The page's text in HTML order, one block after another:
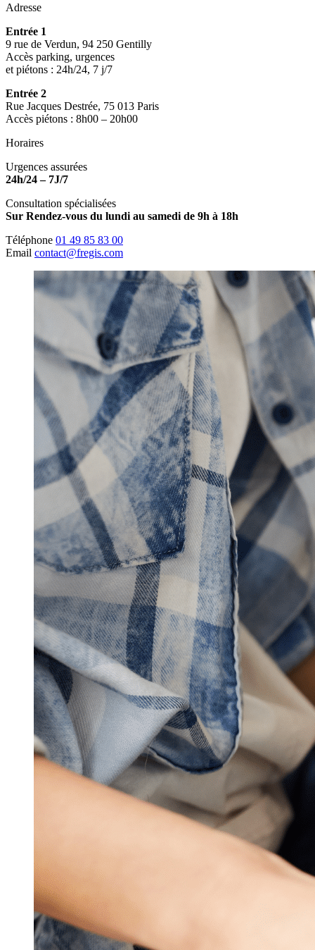
Adresse
Entrée 1
9 rue de Verdun, 94 250 Gentilly
Accès parking, urgences
et piétons : 24h/24, 7 j/7
Entrée 2
Rue Jacques Destrée, 75 013 Paris
Accès piétons : 8h00 – 20h00
Horaires
Urgences assurées
24h/24 – 7J/7
Consultation spécialisées
Sur Rendez-vous du lundi au samedi de 9h à 18h
Téléphone 01 49 85 83 00
Email contact@fregis.com